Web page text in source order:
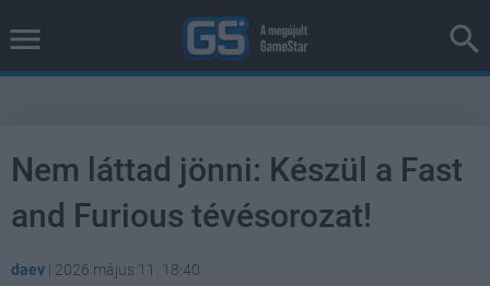
Nem láttad jönni: Készül a Fast
and Furious tévésorozat!
daev | 2026 május 11. 18:40